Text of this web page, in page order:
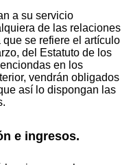
a su servicio
de las relaciones
se refiere el artículo
del Estatuto de los
en los
vendrán obligados
así lo dispongan las
e ingresos.